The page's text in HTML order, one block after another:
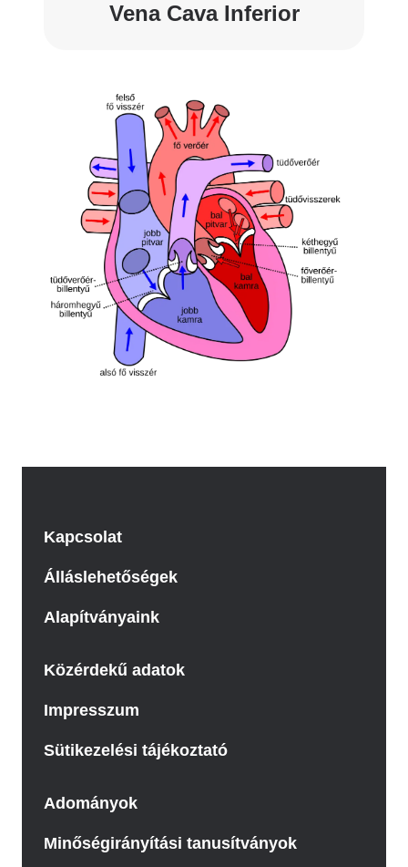
Vena Cava Inferior
Kapcsolat
Álláslehetőségek
Alapítványaink
Közérdekű adatok
Impresszum
Sütikezelési tájékoztató
Adományok
Minőségirányítási tanusítványok